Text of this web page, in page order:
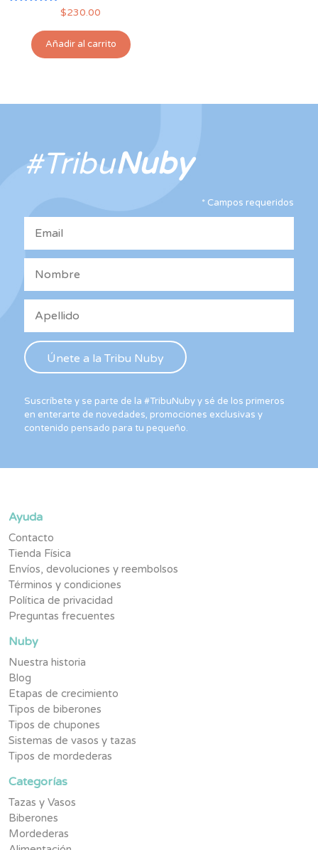
5.00
de 5
$230.00
Añadir al carrito
#TribuNuby
*Campos requeridos
Suscríbete y se parte de la #TribuNuby y sé de los primeros
en enterarte de novedades, promociones exclusivas y
contenido pensado para tu pequeño.
Ayuda
Contacto
Tienda Física
Envíos, devoluciones y reembolsos
Términos y condiciones
Política de privacidad
Preguntas frecuentes
Nuby
Nuestra historia
Blog
Etapas de crecimiento
Tipos de biberones
Tipos de chupones
Sistemas de vasos y tazas
Tipos de mordederas
Categorías
Tazas y Vasos
Biberones
Mordederas